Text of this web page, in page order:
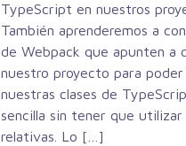
TypeScript en nuestros
También aprenderemos a
de Webpack que apunten a
nuestro proyecto para
nuestras clases de
sencilla sin tener que utilizar
relativas. Lo […]